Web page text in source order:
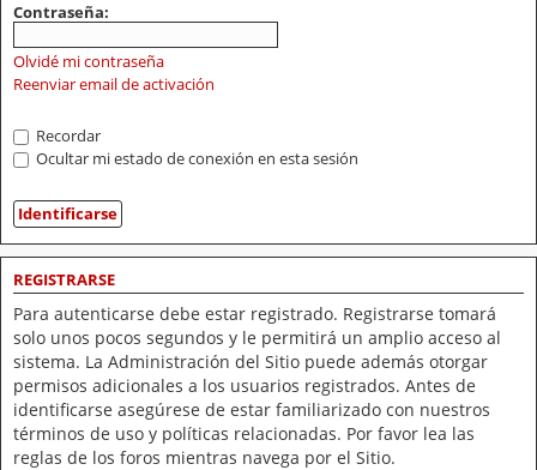
Contraseña:
Olvidé mi contraseña
Reenviar email de activación
Recordar
Ocultar mi estado de conexión en esta sesión
REGISTRARSE
Para autenticarse debe estar registrado. Registrarse tomará
solo unos pocos segundos y le permitirá un amplio acceso al
sistema. La Administración del Sitio puede además otorgar
permisos adicionales a los usuarios registrados. Antes de
identificarse asegúrese de estar familiarizado con nuestros
términos de uso y políticas relacionadas. Por favor lea las
reglas de los foros mientras navega por el Sitio.